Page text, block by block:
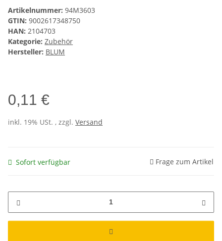
Artikelnummer: 94M3603
GTIN: 9002617348750
HAN: 2104703
Kategorie: Zubehör
Hersteller: BLUM
0,11 €
inkl. 19% USt. , zzgl. Versand
Sofort verfügbar Frage zum Artikel